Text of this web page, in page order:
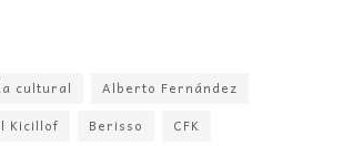
cultural
Alberto Fernández
Kicillof Berisso
CFK